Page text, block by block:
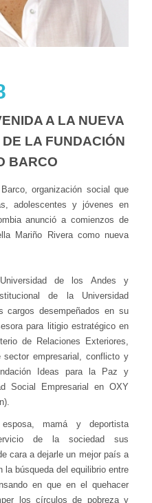
A LA NUEVA
LA FUNDACIÓN
BARCO
organización social que
adolescentes y jóvenes en
anunció a comienzos de
Mariño Rivera como nueva
de los Andes y
de la Universidad
cargos desempeñados en su
para litigio estratégico en
de Relaciones Exteriores,
sector empresarial, conflicto y
Ideas para la Paz y
Social Empresarial en OXY
mamá y deportista
de la sociedad sus
cara a dejarle un mejor país a
la búsqueda del equilibrio entre
en que en el quehacer
los círculos de pobreza y